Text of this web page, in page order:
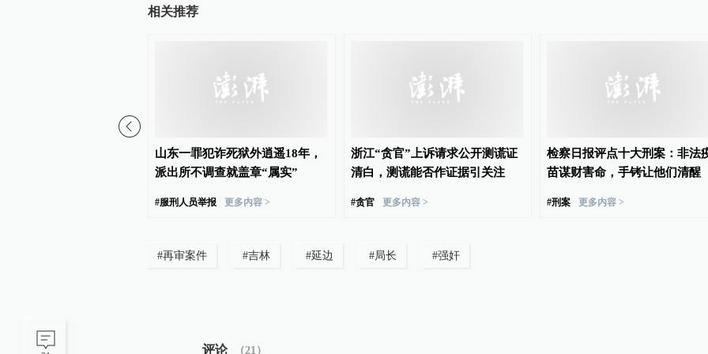
相关推荐
山东一罪犯诈死狱外逍遥18年，
派出所不调查就盖章“属实”
#服刑人员举报 更多内容 >
浙江“贪官”上诉请求公开测谎证
清白，测谎能否作证据引关注
#贪官 更多内容 >
检察日报评点十大刑案：非法
苗谋财害命，手铐让他们清醒
#刑案 更多内容 >
#再审案件 #吉林 #延边 #局长 #强奸
评论 （21 ）